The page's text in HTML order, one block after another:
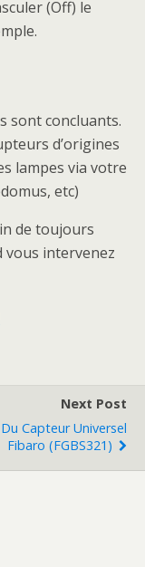
(Off) le
sont concluants.
d’origines
lampes via votre
etc)
de toujours
vous intervenez
Next Post
Capteur Universel
Fibaro (FGBS321)